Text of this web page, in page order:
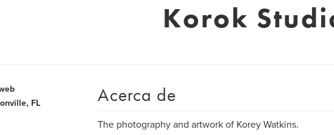
Korok
FL
Acerca de
The photography and artwork of Korey Watkins.